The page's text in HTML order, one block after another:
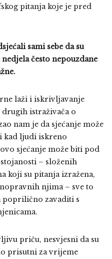
pitanja koje je pred
sami sebe da su
često nepouzdane
laži i iskrivljavanje
istraživača o
nam je da sjećanje može
kad ljudi iskreno
sjećanje može biti pod
– složenih
koji su pitanja izražena,
njima – sve to
poprilično zavaditi s
priču, nesvjesni da su
prisutni za vrijeme